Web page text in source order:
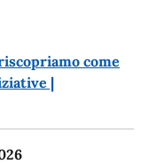
come
|